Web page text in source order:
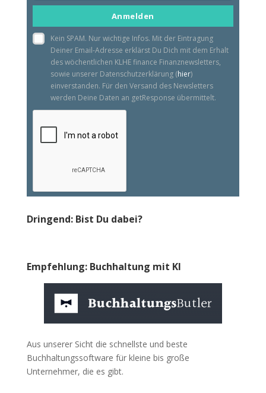
email
Anmelden
Kein SPAM. Nur wichtige Infos. Mit der Eintragung
Deiner Email-Adresse erklärst Du Dich mit dem Erhalt
des wöchentlichen KLHE finance Finanznewsletters,
sowie unserer Datenschutzerklärung (hier)
einverstanden. Für den Versand des Newsletters
werden Deine Daten an getResponse übermittelt.
Dringend: Bist Du dabei?
Empfehlung: Buchhaltung mit KI
Aus unserer Sicht die schnellste und beste
Buchhaltungssoftware für kleine bis große
Unternehmer, die es gibt.